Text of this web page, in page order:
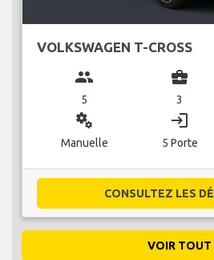
VOLKSWAGEN T-CROSS
group
5
business_center
3
miscellaneous_services
Manuelle
login
5 Porte
CONSULTEZ LES
VOIR TOUT